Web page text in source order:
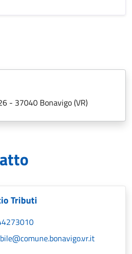
- 37040 Bonavigo (VR)
Tributi